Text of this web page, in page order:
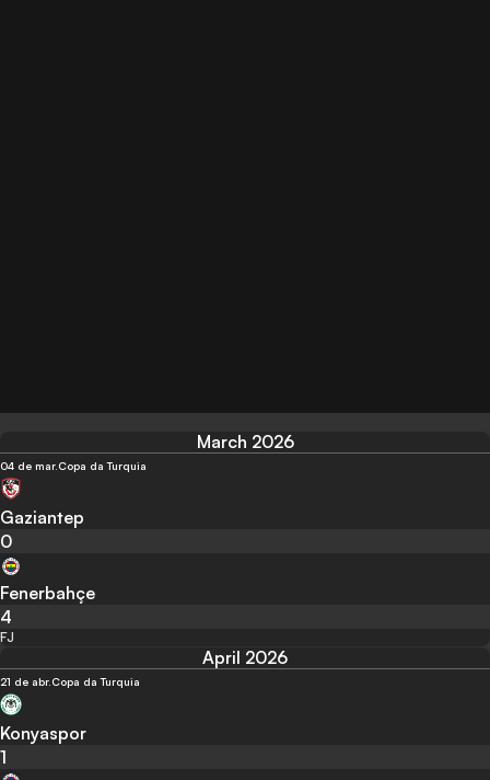
March 2026
04 de mar.Copa da Turquia
Gaziantep
0
Fenerbahçe
4
FJ
April 2026
21 de abr.Copa da Turquia
Konyaspor
1